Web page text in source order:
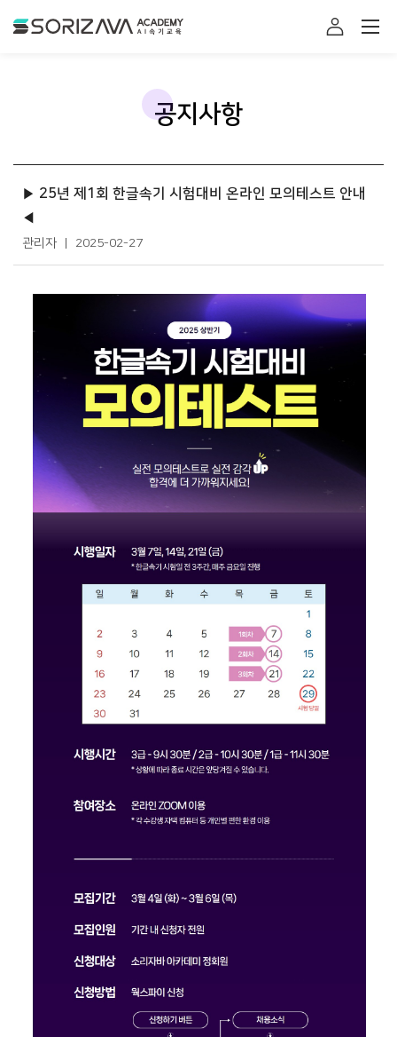
로그인
공지사항
▶ 25년 제1회 한글속기 시험대비 온라인 모의테스트 안내
◀
관리자 2025-02-27